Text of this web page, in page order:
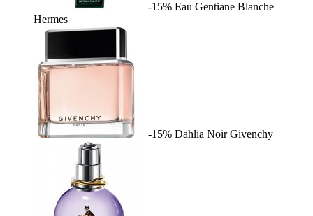
-15% Eau Gentiane Blanche
Hermes
-15% Dahlia Noir Givenchy